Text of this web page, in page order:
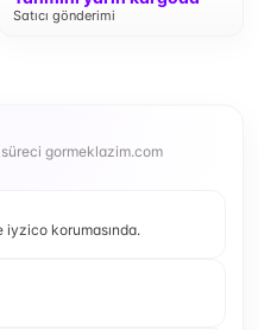
Satıcı gönderimi
süreci gormeklazim.com
iyzico korumasında.